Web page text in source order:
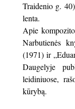
Traidenio g.
lenta.
Apie
Narbutienės
(1971) ir
Daugelyje
leidiniuose,
kūrybą.